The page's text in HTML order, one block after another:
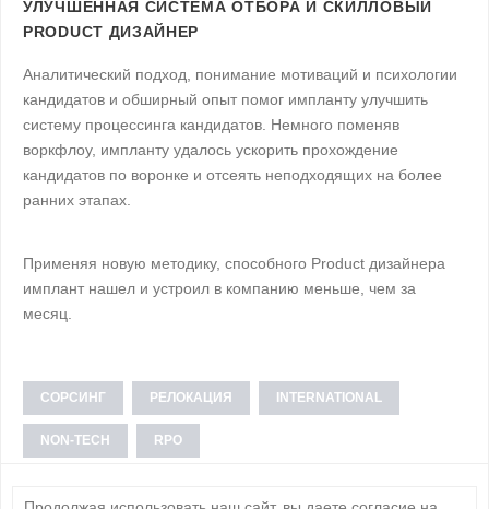
УЛУЧШЕННАЯ СИСТЕМА ОТБОРА И СКИЛЛОВЫЙ
PRODUCT ДИЗАЙНЕР
Аналитический подход, понимание мотиваций и психологии
кандидатов и обширный опыт помог импланту улучшить
систему процессинга кандидатов. Немного поменяв
воркфлоу, импланту удалось ускорить прохождение
кандидатов по воронке и отсеять неподходящих на более
ранних этапах.
Применяя новую методику, способного Product дизайнера
имплант нашел и устроил в компанию меньше, чем за
месяц.
СОРСИНГ РЕЛОКАЦИЯ INTERNATIONAL
NON-TECH RPO